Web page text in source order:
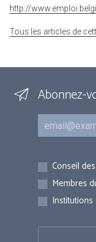
http://
Tous les articles de
Abonnez-
Courriel
Inscriptions
Conseil
Membres